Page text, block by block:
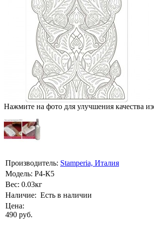
Нажмите на фото для улучшения качества
Производитель: Stamperia, Италия
Модель: Р4-К5
Вес: 0.03кг
Наличие: Есть в наличии
Цена:
490 руб.